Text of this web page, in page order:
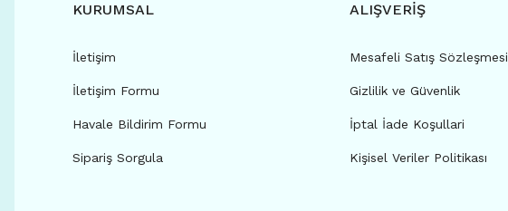
KURUMSAL
İletişim
İletişim Formu
Havale Bildirim Formu
Sipariş Sorgula
ALIŞVERİŞ
Mesafeli Satış Sözleşmesi
Gizlilik ve Güvenlik
İptal İade Koşullari
Kişisel Veriler Politikası